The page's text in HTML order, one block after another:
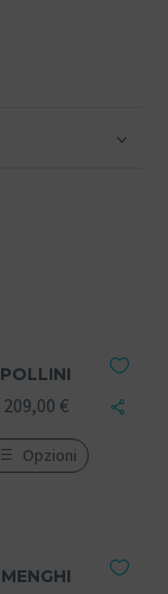
POLLINI
209,00 €
Opzioni
MENGHI